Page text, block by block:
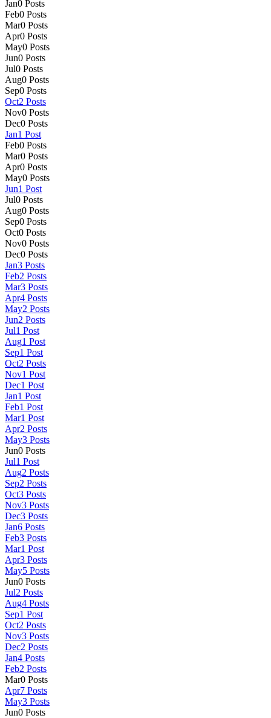
Jan0 Posts
Feb0 Posts
Mar0 Posts
Apr0 Posts
May0 Posts
Jun0 Posts
Jul0 Posts
Aug0 Posts
Sep0 Posts
Oct2 Posts
Nov0 Posts
Dec0 Posts
Jan1 Post
Feb0 Posts
Mar0 Posts
Apr0 Posts
May0 Posts
Jun1 Post
Jul0 Posts
Aug0 Posts
Sep0 Posts
Oct0 Posts
Nov0 Posts
Dec0 Posts
Jan3 Posts
Feb2 Posts
Mar3 Posts
Apr4 Posts
May2 Posts
Jun2 Posts
Jul1 Post
Aug1 Post
Sep1 Post
Oct2 Posts
Nov1 Post
Dec1 Post
Jan1 Post
Feb1 Post
Mar1 Post
Apr2 Posts
May3 Posts
Jun0 Posts
Jul1 Post
Aug2 Posts
Sep2 Posts
Oct3 Posts
Nov3 Posts
Dec3 Posts
Jan6 Posts
Feb3 Posts
Mar1 Post
Apr3 Posts
May5 Posts
Jun0 Posts
Jul2 Posts
Aug4 Posts
Sep1 Post
Oct2 Posts
Nov3 Posts
Dec2 Posts
Jan4 Posts
Feb2 Posts
Mar0 Posts
Apr7 Posts
May3 Posts
Jun0 Posts